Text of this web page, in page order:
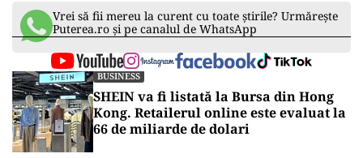
Vrei să fii mereu la curent cu toate știrile? Urmărește
Puterea.ro și pe canalul de WhatsApp
BUSINESS
SHEIN va fi listată la Bursa din Hong
Kong. Retailerul online este evaluat la
66 de miliarde de dolari